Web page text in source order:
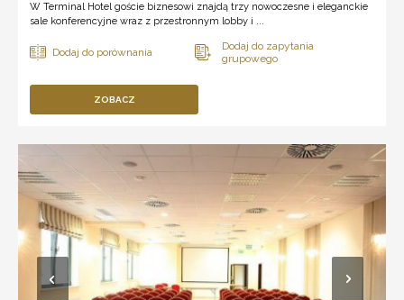
W Terminal Hotel goście biznesowi znajdą trzy nowoczesne i eleganckie
sale konferencyjne wraz z przestronnym lobby i ...
ZOBACZ